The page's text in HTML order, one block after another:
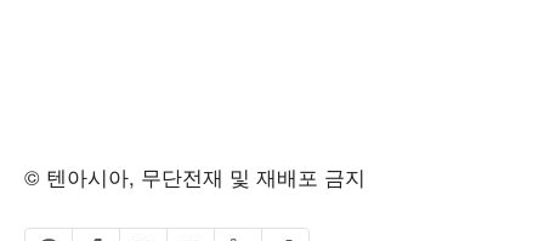
© 텐아시아, 무단전재 및 재배포 금지